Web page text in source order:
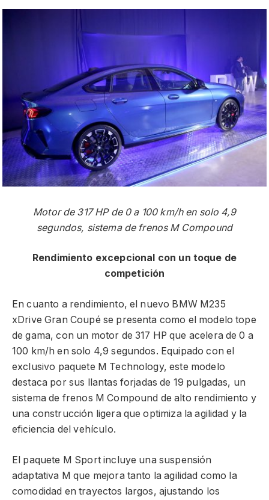
Motor de 317 HP de 0 a 100 km/h en solo 4,9
segundos, sistema de frenos M Compound
Rendimiento excepcional con un toque de
competición
En cuanto a rendimiento, el nuevo BMW M235
xDrive Gran Coupé se presenta como el modelo tope
de gama, con un motor de 317 HP que acelera de 0 a
100 km/h en solo 4,9 segundos. Equipado con el
exclusivo paquete M Technology, este modelo
destaca por sus llantas forjadas de 19 pulgadas, un
sistema de frenos M Compound de alto rendimiento y
una construcción ligera que optimiza la agilidad y la
eficiencia del vehículo.
El paquete M Sport incluye una suspensión
adaptativa M que mejora tanto la agilidad como la
comodidad en trayectos largos, ajustando los